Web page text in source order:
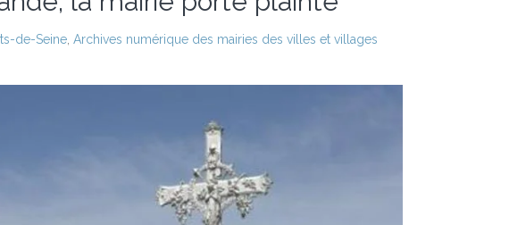
de-Seine, Archives numérique des mairies des villes et villages